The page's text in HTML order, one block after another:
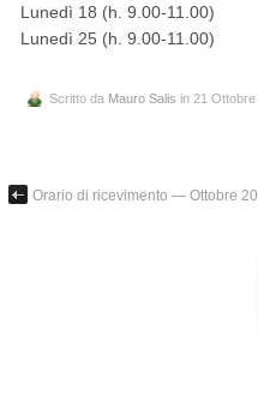
Lunedì 18 (h. 9.00-11.00)
Lunedì 25 (h. 9.00-11.00)
Scritto da Mauro Salis in 21
Orario di ricevimento — Ottobre